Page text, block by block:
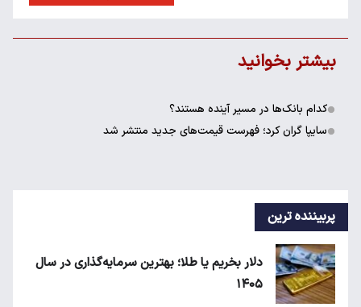
بیشتر بخوانید
کدام بانک‌ها در مسیر آینده هستند؟
سایپا گران کرد؛ فهرست قیمت‌های جدید منتشر شد
پربیننده ترین
دلار بخریم یا طلا؛ بهترین سرمایه‌گذاری در سال
۱۴۰۵